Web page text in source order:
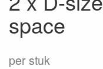
space
per stuk